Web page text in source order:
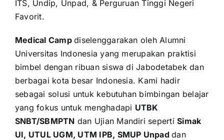
ITS, Undip, Unpad, & Perguruan Tinggi Negeri
Favorit.
Medical Campdiselenggarakan oleh Alumni
Universitas Indonesia yang merupakan praktisi
bimbel dengan ribuan siswa di Jabodetabek dan
berbagai kota besar Indonesia. Kami hadir
sebagai solusi untuk kebutuhan bimbingan belajar
yang fokus untuk menghadapi UTBK
SNBT/SBMPTN dan Ujian Mandiri sepertiSimak
UI, UTUL UGM, UTM IPB, SMUP Unpaddan